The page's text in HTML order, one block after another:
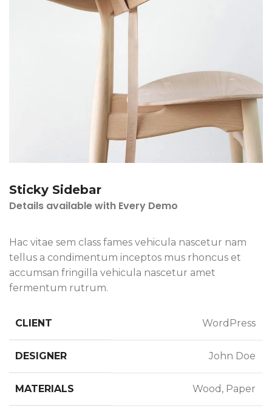
Sticky Sidebar
Details available with Every Demo
Hac vitae sem class fames vehicula nascetur nam
tellus a condimentum inceptos mus rhoncus et
accumsan fringilla vehicula nascetur amet
fermentum rutrum.
CLIENT WordPress
DESIGNER John Doe
MATERIALS Wood, Paper